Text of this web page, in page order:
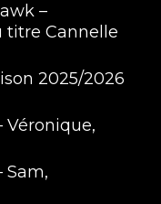
–
titre Cannelle
2025/2026
Véronique,
Sam,